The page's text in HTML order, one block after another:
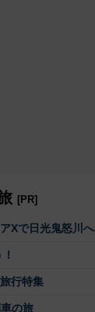
[PR]
Xで日光鬼怒川へ
行特集
の旅